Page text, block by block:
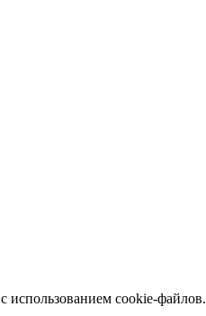
использованием cookie-файлов.